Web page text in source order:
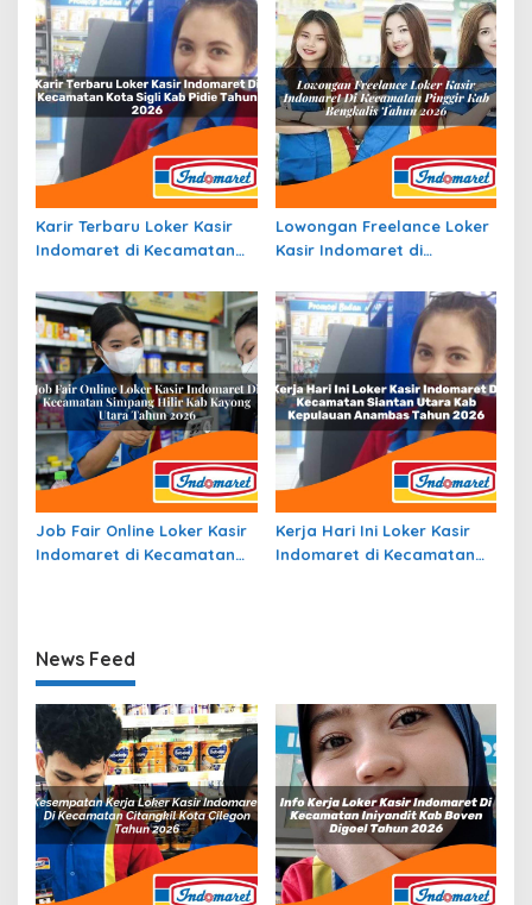
Karir Terbaru Loker Kasir
Indomaret di Kecamatan
2026
Lowongan Freelance Loker
Kasir Indomaret di
Bengkalis Tahun 2026
Job Fair Online Loker Kasir
Indomaret di Kecamatan
Kerja Hari Ini Loker Kasir
Indomaret di Kecamatan
News Feed